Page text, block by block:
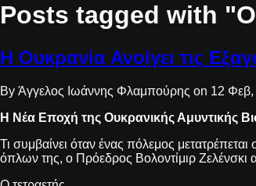
Posts tagged with
Η Ουκρανία Ανοίγει τις
By Άγγελος Ιωάννης Φλαμπούρης on 12
Η Νέα Εποχή της Ουκρανικής Αμυντικής
Τι συμβαίνει όταν ένας πόλεμος
όπλων της, ο Πρόεδρος Βολοντίμιρ Ζελένσκι